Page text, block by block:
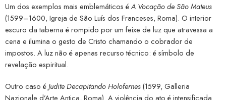
Um dos exemplos mais emblemáticos éA Vocação de São Mateus
(1599–1600, Igreja de São Luís dos Franceses, Roma). O interior
escuro da taberna é rompido por um feixe de luz que atravessa a
cena e ilumina o gesto de Cristo chamando o cobrador de
impostos. A luz não é apenas recurso técnico: é símbolo de
revelação espiritual.
Outro caso éJudite Decapitando Holofernes(1599, Galleria
Nazionale d’Arte Antica, Roma). A violência do ato é intensificada